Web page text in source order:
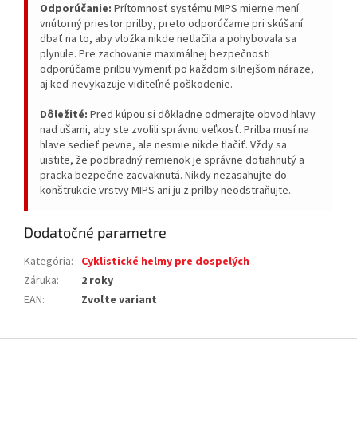
Odporúčanie: Prítomnosť systému MIPS mierne mení
vnútorný priestor prilby, preto odporúčame pri skúšaní
dbať na to, aby vložka nikde netlačila a pohybovala sa
plynule. Pre zachovanie maximálnej bezpečnosti
odporúčame prilbu vymeniť po každom silnejšom náraze,
aj keď nevykazuje viditeľné poškodenie.
Dôležité: Pred kúpou si dôkladne odmerajte obvod hlavy
nad ušami, aby ste zvolili správnu veľkosť. Prilba musí na
hlave sedieť pevne, ale nesmie nikde tlačiť. Vždy sa
uistite, že podbradný remienok je správne dotiahnutý a
pracka bezpečne zacvaknutá. Nikdy nezasahujte do
konštrukcie vrstvy MIPS ani ju z prilby neodstraňujte.
Dodatočné parametre
Kategória: Cyklistické helmy pre dospelých
Záruka:
2 roky
EAN: Zvoľte variant